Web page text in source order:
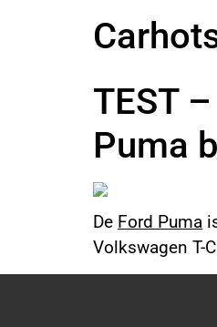
TEST
Puma
De Ford Puma
Volkswagen T-